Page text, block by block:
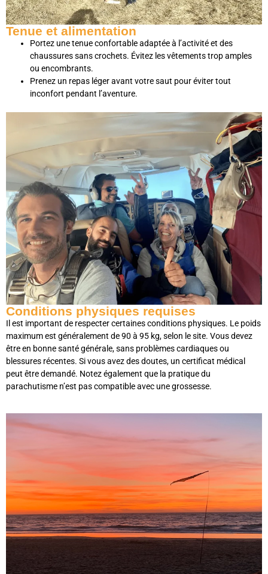
Tenue et alimentation
Portez une tenue confortable adaptée à l’activité et des
chaussures sans crochets. Évitez les vêtements trop amples
ou encombrants.
Prenez un repas léger avant votre saut pour éviter tout
inconfort pendant l’aventure.
Conditions physiques requises
Il est important de respecter certaines conditions physiques. Le poids
maximum est généralement de 90 à 95 kg, selon le site. Vous devez
être en bonne santé générale, sans problèmes cardiaques ou
blessures récentes. Si vous avez des doutes, un certificat médical
peut être demandé. Notez également que la pratique du
parachutisme n’est pas compatible avec une grossesse.